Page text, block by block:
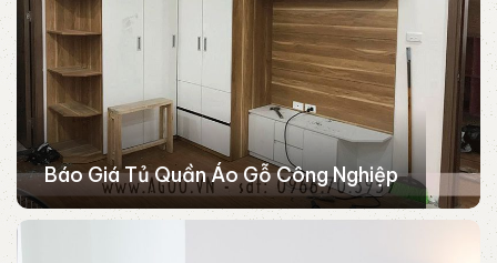
Báo Giá Tủ Quần Áo Gỗ Công Nghiệp